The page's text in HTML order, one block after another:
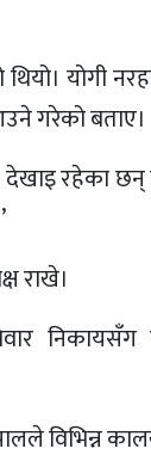
योगी
गरेको बताए।
देखाइ रहेका
राखे।
विभिन्न